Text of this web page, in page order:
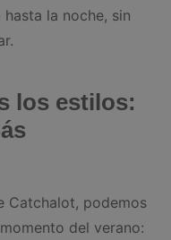
la noche, sin
los estilos:
Catchalot, podemos
del verano: